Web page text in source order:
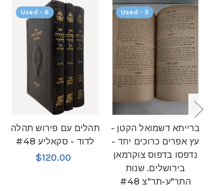
Used - 6
תהלים עם פירוש תהלה
לדוד - סקאליע #48
$120.00
Used - 5
ברייתא דשמואל הקטן -
עץ אפרים כרוכים יחד -
נדפסו בדפוס צוקרמאן
בירושלים. שנות
התר"ע-תר"צ #48